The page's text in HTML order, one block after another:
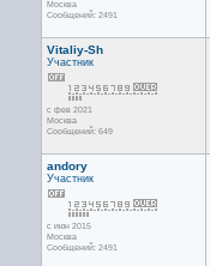
Москва
Сообщений: 2491
Vitaliy-Sh
Участник
с фев 2021
Москва
Сообщений: 649
andory
Участник
с июн 2015
Москва
Сообщений: 2491